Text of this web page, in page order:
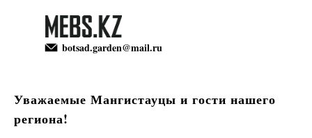
botsad.garden@mail.ru
botsad.garden@mail.ru
Уважаемые Мангистауцы и гости нашего
региона!